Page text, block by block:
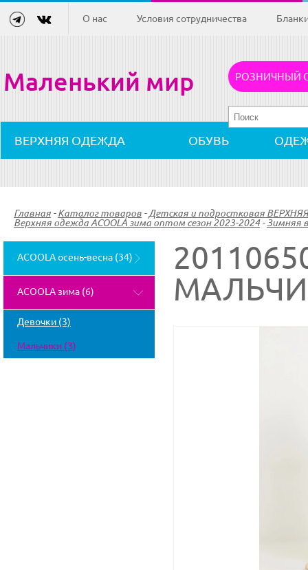
О нас Условия сотрудничества
Маленький мир РОЗНИЧНЫЙ
ВЕРХНЯЯ ОДЕЖДА ОБУВЬ
Главная - Каталог товаров - Детская и подростковая
Верхняя одежда ACOOLA зима оптом сезон 2023-2024 - Зимняя
ACOOLA осень-весна (34)
ACOOLA зима (6)
Девочки (3)
Мальчики (3)